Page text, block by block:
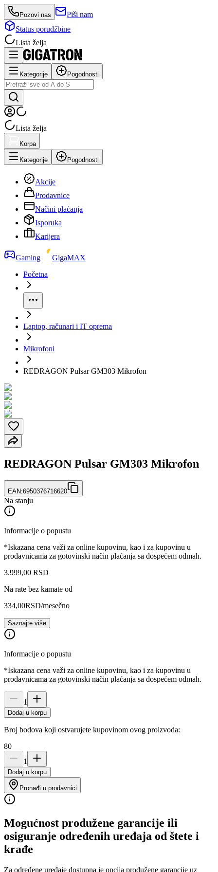
Pozovi nas
Piši nam
Status porudžbine
Lista želja
Kategorije Pogodnosti
Lista želja
Korpa
Kategorije Pogodnosti
Akcije
Prodavnice
Načini plaćanja
Isporuka
Karijera
Gaming
GigaMAX
Početna
Laptop, računari i IT oprema
Mikrofoni
REDRAGON Pulsar GM303 Mikrofon
REDRAGON Pulsar GM303 Mikrofon
EAN:6950376716620
Na stanju
Informacije o popustu
*Iskazana cena važi za online kupovinu, kao i za kupovinu u
prodavnicama za gotovinski način plaćanja sa dospećem odmah.
3.999,00 RSD
Na rate bez kamate od
334,00RSD/mesečno
Saznajte više
Informacije o popustu
*Iskazana cena važi za online kupovinu, kao i za kupovinu u
prodavnicama za gotovinski način plaćanja sa dospećem odmah.
1
Dodaj u korpu
Broj bodova koji ostvarujete kupovinom ovog proizvoda:
80
1
Dodaj u korpu
Pronađi u prodavnici
Mogućnost produžene garancije ili
osiguranje određenih uređaja od štete i
krađe
Za određene uređaje dostupna je opcija produžene garancije uz